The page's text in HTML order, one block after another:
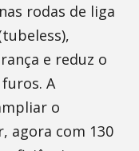
rodas de liga
e reduz o
A
o
agora com 130